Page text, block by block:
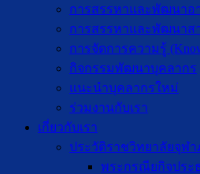
การสรรหาและพัฒนาอ
การสรรหาและพัฒนาส
การจัดการความรู้
กิจกรรมพัฒนาบุคลากร
แนะนำบุคลากรใหม่
ร่วมงานกับเรา
เกี่ยวกับเรา
ประวัติราชวิทยาลัยจุฬ
พระกรณียกิจประ